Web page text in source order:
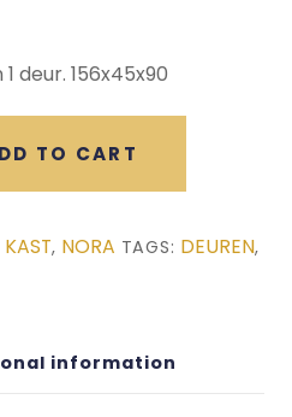
deur. 156x45x90
TO CART
KAST, NORA TAGS: DEUREN,
information